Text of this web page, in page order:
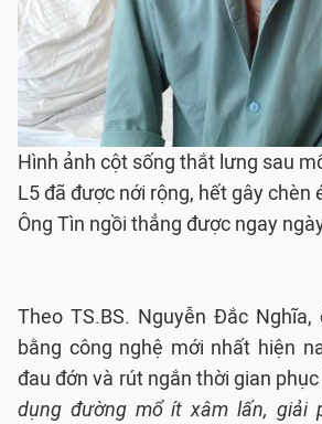
Hình ảnh cột sống thắt lưng sau
L5 đã được nới rộng, hết gây chèn
Ông Tìn ngồi thẳng được ngay
Theo TS.BS. Nguyễn Đắc
bằng công nghệ mới nhất hiện
đau đớn và rút ngắn thời gian phục
dụng đường mổ ít xâm lấn, giải